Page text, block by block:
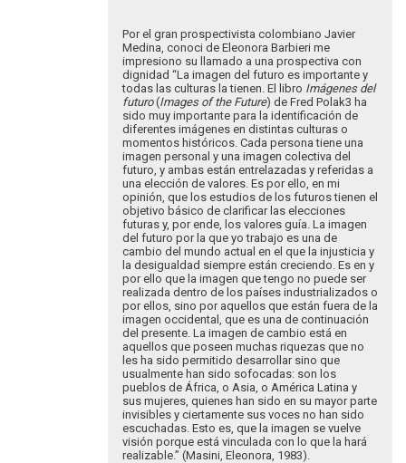
Por el gran prospectivista colombiano Javier
Medina, conoci de Eleonora Barbieri me
impresiono su llamado a una prospectiva con
dignidad “La imagen del futuro es importante y
todas las culturas la tienen. El libro Imágenes del
futuro(Images of theFuture) de Fred Polak3 ha
sido muy importante para la identificación de
diferentes imágenes en distintas culturas o
momentos históricos. Cada persona tiene una
imagen personal y una imagen colectiva del
futuro, y ambas están entrelazadas y referidas a
una elección de valores. Es por ello, en mi
opinión, que los estudios de los futuros tienen el
objetivo básico de clarificar las elecciones
futuras y, por ende, los valores guía. La imagen
del futuro por la que yo trabajo es una de
cambio del mundo actual en el que la injusticia y
la desigualdad siempre están creciendo. Es en y
por ello que la imagen que tengo no puede ser
realizada dentro de los países industrializados o
por ellos, sino por aquellos que están fuera de la
imagen occidental, que es una de continuación
del presente. La imagen de cambio está en
aquellos que poseen muchas riquezas que no
les ha sido permitido desarrollar sino que
usualmente han sido sofocadas: son los
pueblos de África, o Asia, o América Latina y
sus mujeres, quienes han sido en su mayor parte
invisibles y ciertamente sus voces no han sido
escuchadas. Esto es, que la imagen se vuelve
visión porque está vinculada con lo que la hará
realizable.” (Masini, Eleonora, 1983).